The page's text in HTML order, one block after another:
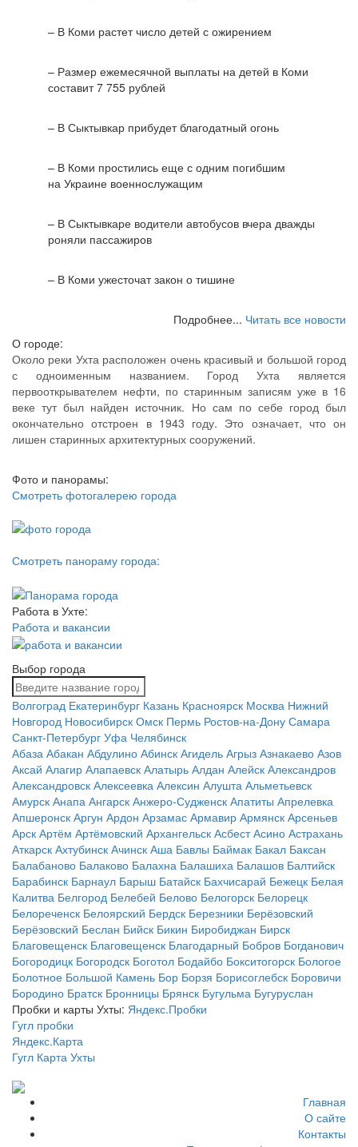
– В Коми растет число детей с ожирением
– Размер ежемесячной выплаты на детей в Коми
составит 7 755 рублей
– В Сыктывкар прибудет благодатный огонь
– В Коми простились еще с одним погибшим
на Украине военнослужащим
– В Сыктывкаре водители автобусов вчера дважды
роняли пассажиров
– В Коми ужесточат закон о тишине
Подробнее... Читать все новости
О городе:
Около реки Ухта расположен очень красивый и большой город
с одноименным названием. Город Ухта является
первооткрывателем нефти, по старинным записям уже в 16
веке тут был найден источник. Но сам по себе город был
окончательно отстроен в 1943 году. Это означает, что он
лишен старинных архитектурных сооружений.
Фото и панорамы:
Смотреть фотогалерею города
Смотреть панораму города:
Работа в Ухте:
Работа и вакансии
Выбор города
Волгоград Екатеринбург Казань Красноярск Москва Нижний
Новгород Новосибирск Омск Пермь Ростов-на-Дону Самара
Санкт-Петербург Уфа Челябинск
Абаза Абакан Абдулино Абинск Агидель Агрыз Азнакаево Азов
Аксай Алагир Алапаевск Алатырь Алдан Алейск Александров
Александровск Алексеевка Алексин Алушта Альметьевск
Амурск Анапа Ангарск Анжеро-Судженск Апатиты Апрелевка
Апшеронск Аргун Ардон Арзамас Армавир Армянск Арсеньев
Арск Артём Артёмовский Архангельск Асбест Асино Астрахань
Аткарск Ахтубинск Ачинск Аша Бавлы Баймак Бакал Баксан
Балабаново Балаково Балахна Балашиха Балашов Балтийск
Барабинск Барнаул Барыш Батайск Бахчисарай Бежецк Белая
Калитва Белгород Белебей Белово Белогорск Белорецк
Белореченск Белоярский Бердск Березники Берёзовский
Берёзовский Беслан Бийск Бикин Биробиджан Бирск
Благовещенск Благовещенск Благодарный Бобров Богданович
Богородицк Богородск Боготол Бодайбо Бокситогорск Бологое
Болотное Большой Камень Бор Борзя Борисоглебск Боровичи
Бородино Братск Бронницы Брянск Бугульма Бугуруслан
Пробки и карты Ухты: Яндекс.Пробки
Гугл пробки
Яндекс.Карта
Гугл Карта Ухты
Главная
О сайте
Контакты